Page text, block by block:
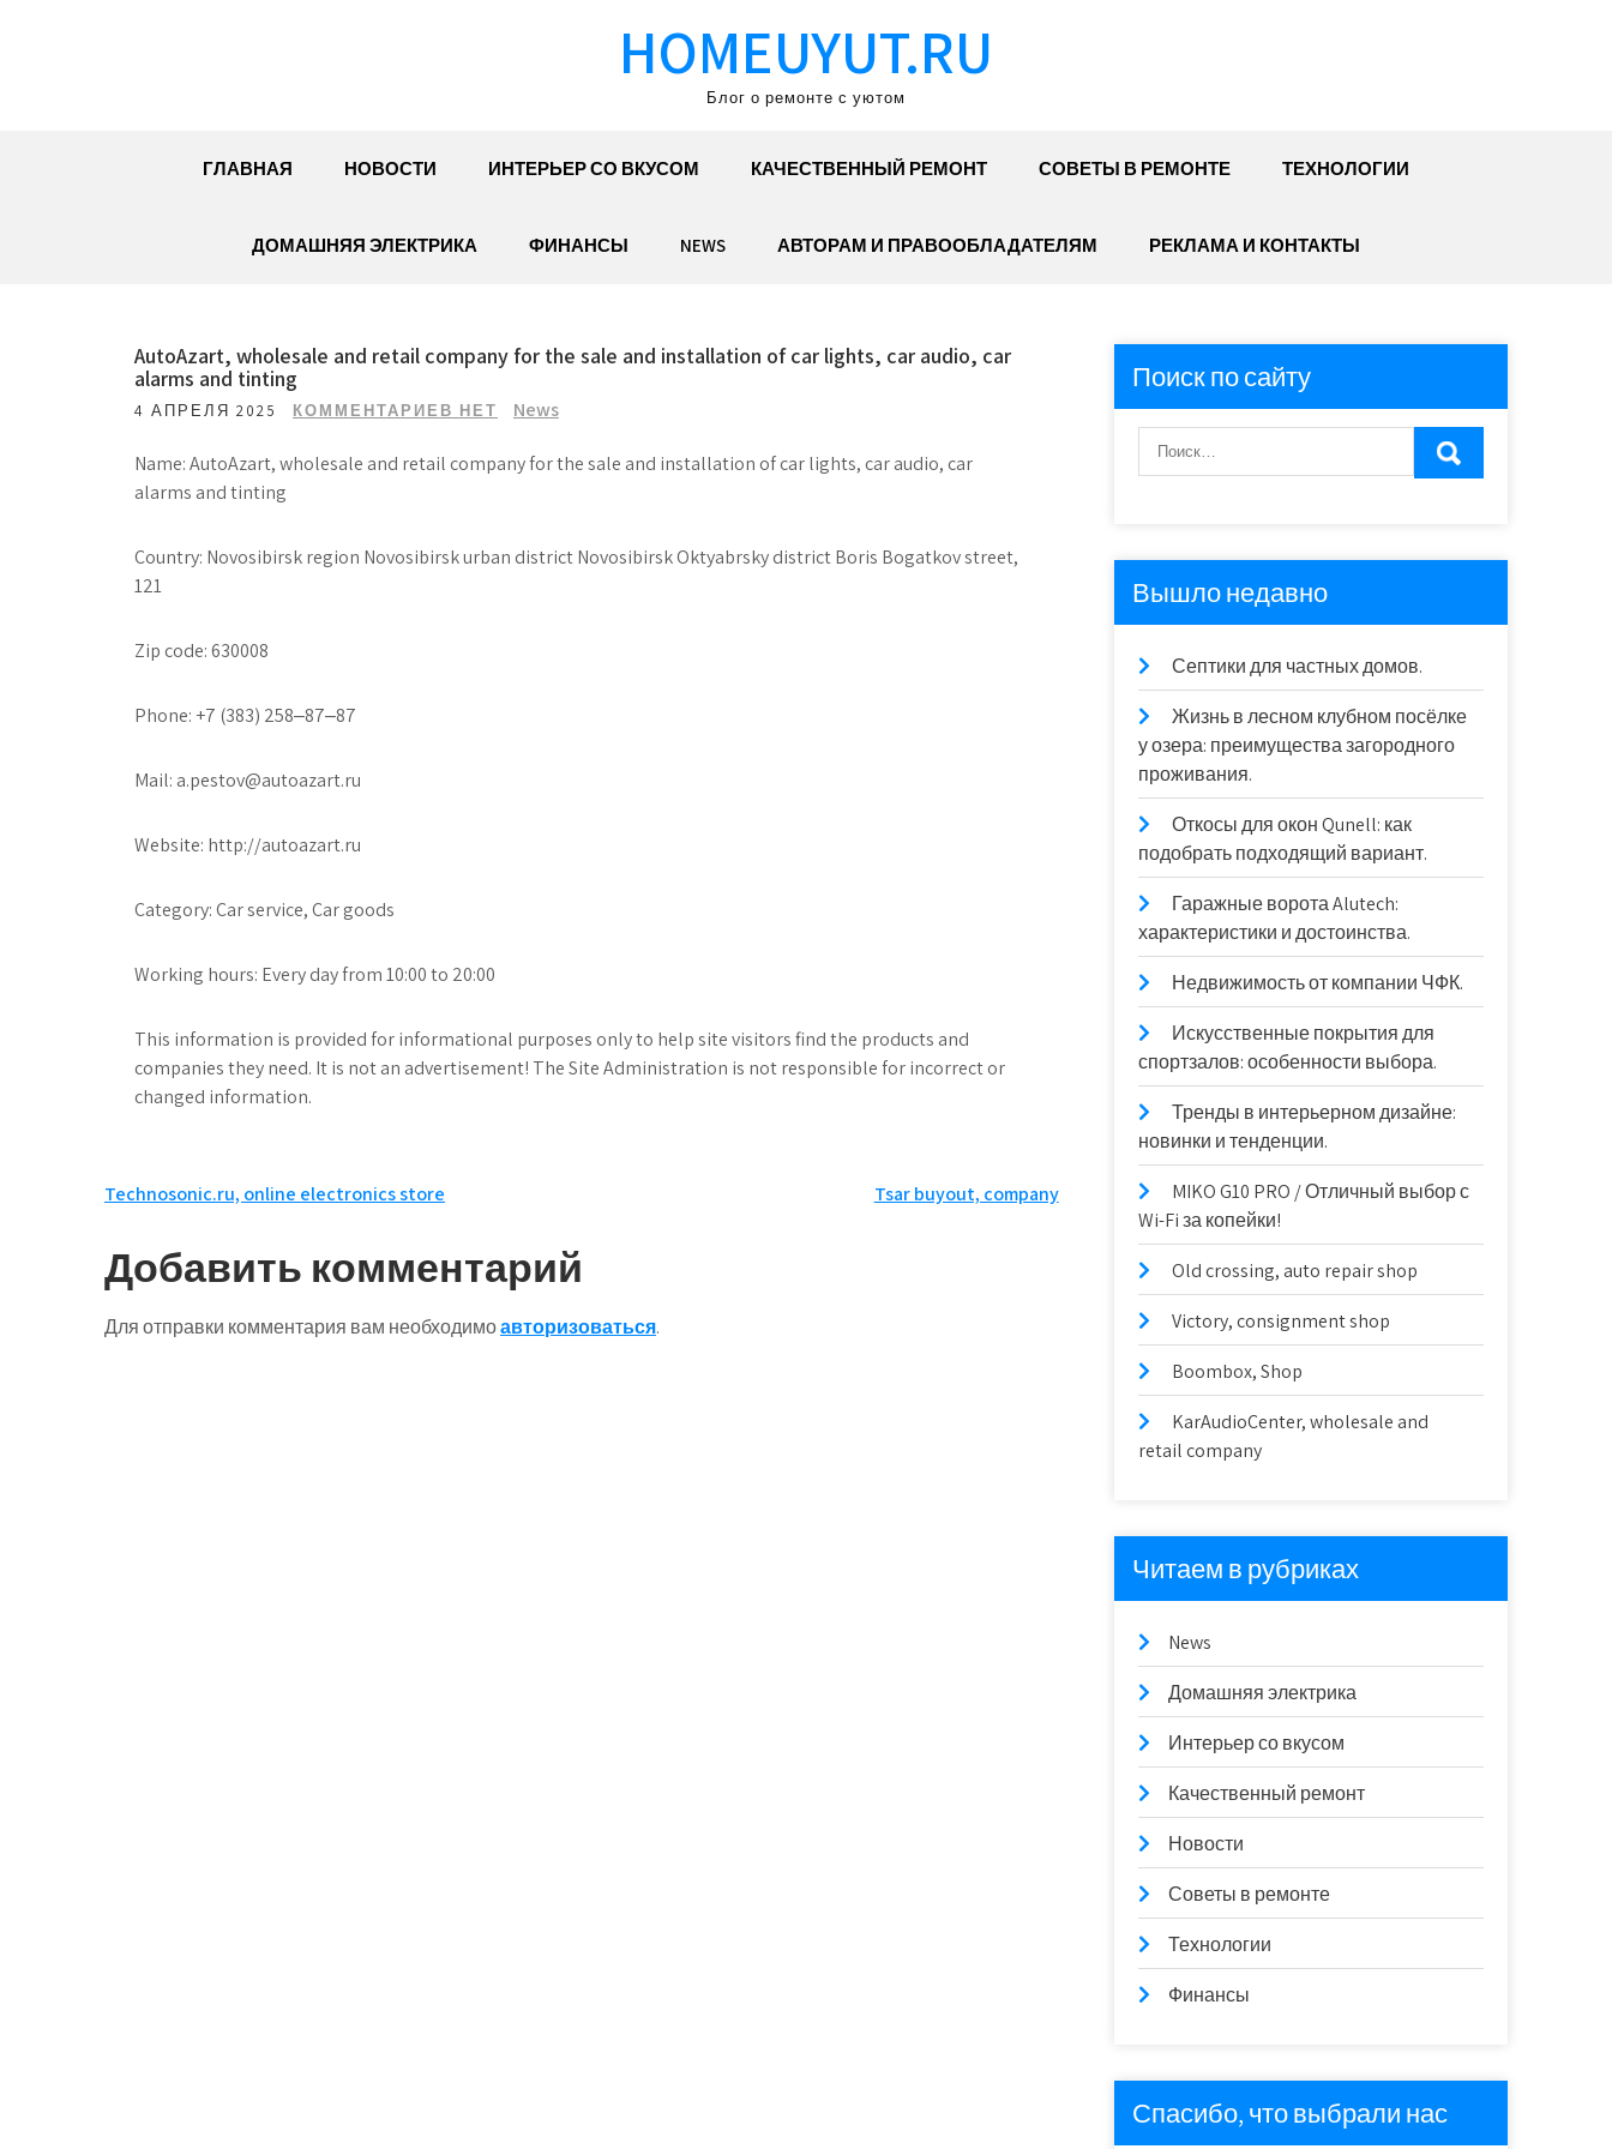
HOMEUYUT.RU
Блог о ремонте с уютом
ГЛАВНАЯ НОВОСТИ ИНТЕРЬЕР СО ВКУСОМ КАЧЕСТВЕННЫЙ РЕМОНТ СОВЕТЫ В РЕМОНТЕ ТЕХНОЛОГИИ
ДОМАШНЯЯ ЭЛЕКТРИКА ФИНАНСЫ NEWS АВТОРАМ И ПРАВООБЛАДАТЕЛЯМ РЕКЛАМА И КОНТАКТЫ
AutoAzart, wholesale and retail company for the sale and installation of car lights, car audio, car
alarms and tinting
4 АПРЕЛЯ 2025 КОММЕНТАРИЕВ НЕТ News
Name: AutoAzart, wholesale and retail company for the sale and installation of car lights, car audio, car
alarms and tinting
Country: Novosibirsk region Novosibirsk urban district Novosibirsk Oktyabrsky district Boris Bogatkov street,
121
Zip code: 630008
Phone: +7 (383) 258‒87‒87
Mail: a.pestov@autoazart.ru
Website: http://autoazart.ru
Category: Car service, Car goods
Working hours: Every day from 10:00 to 20:00
This information is provided for informational purposes only to help site visitors find the products and
companies they need. It is not an advertisement! The Site Administration is not responsible for incorrect or
changed information.
Навигация
по
записям
Technosonic.ru, online electronics store Tsar buyout, company
Добавить комментарий
Для отправки комментария вам необходимоавторизоваться.
Поиск по сайту
Вышло недавно
Септики для частных домов.
Жизнь в лесном клубном посёлке
у озера: преимущества загородного
проживания.
Откосы для окон Qunell: как
подобрать подходящий вариант.
Гаражные ворота Alutech:
характеристики и достоинства.
Недвижимость от компании ЧФК.
Искусственные покрытия для
спортзалов: особенности выбора.
Тренды в интерьерном дизайне:
новинки и тенденции.
MIKO G10 PRO / Отличный выбор с
Wi-Fi за копейки!
Old crossing, auto repair shop
Victory, consignment shop
Boombox, Shop
KarAudioCenter, wholesale and
retail company
Читаем в рубриках
News
Домашняя электрика
Интерьер со вкусом
Качественный ремонт
Новости
Советы в ремонте
Технологии
Финансы
Спасибо, что выбрали нас